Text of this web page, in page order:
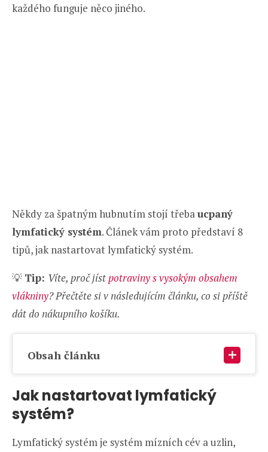
každého funguje něco jiného.
Někdy za špatným hubnutím stojí třebaucpaný
lymfatický systém. Článek vám proto představí 8
tipů, jak nastartovat lymfatický systém.
💡 Tip: Víte, proč jístpotraviny s vysokým obsahem
vlákniny? Přečtěte si v následujícím článku, co si příště
dát do nákupního košíku.
Obsah článku
Jak nastartovat lymfatický
systém?
Lymfatický systém je systém mízních cév a uzlin,